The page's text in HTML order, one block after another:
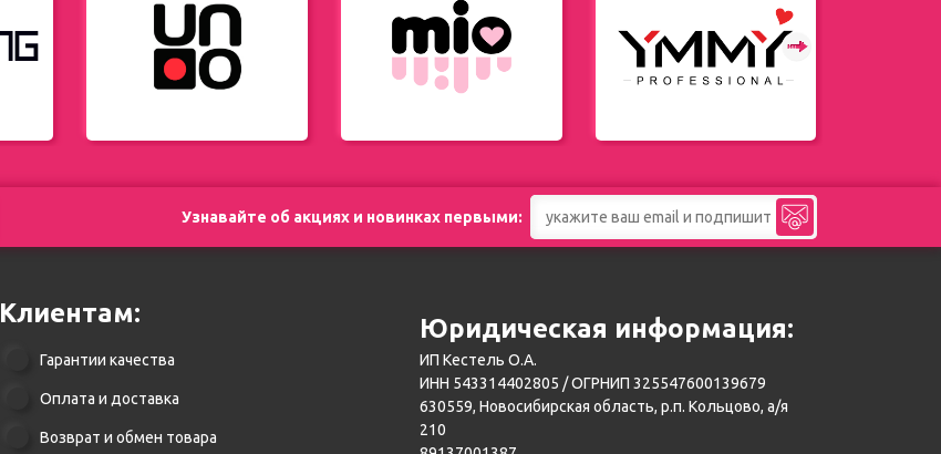
Узнавайте об акциях и новинках первыми:
Клиентам:
Гарантии качества
Оплата и доставка
Возврат и обмен товара
Юридическая информация:
ИП Кестель О.А.
ИНН 543314402805 / ОГРНИП 325547600139679
630559, Новосибирская область, р.п. Кольцово, а/я
210